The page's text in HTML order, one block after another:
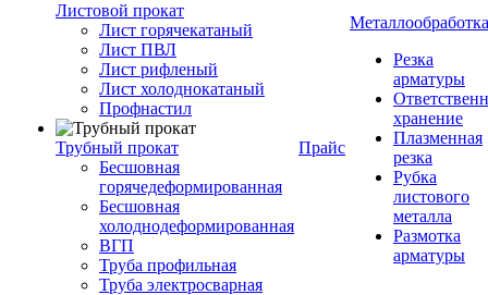
Листовой прокат
Лист горячекатаный
Лист ПВЛ
Лист рифленый
Лист холоднокатаный
Профнастил
Трубный прокат
Бесшовная
горячедеформированная
Бесшовная
холоднодеформированная
ВГП
Труба профильная
Труба электросварная
Прайс
Металлообработка
Резка
арматуры
хранение
Плазменная
резка
Рубка
листового
металла
Размотка
арматуры